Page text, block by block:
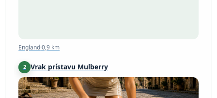
England·0,9 km
2 Vrak prístavu Mulberry
Southampton·1,5 km